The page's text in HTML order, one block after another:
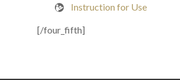
 Instruction for Use
[/four_fifth]